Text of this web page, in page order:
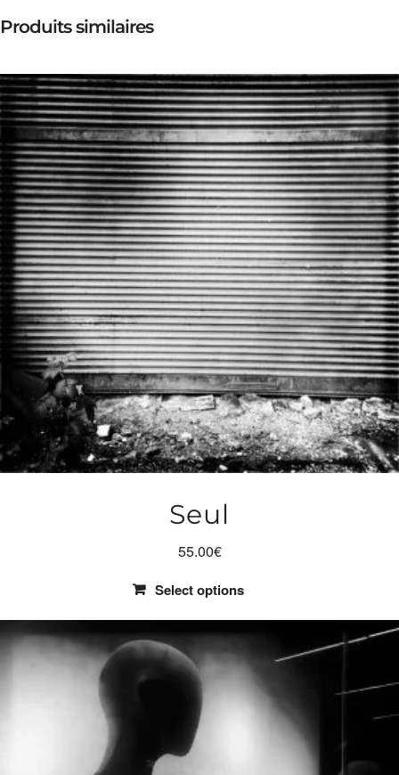
Produits similaires
Seul
55.00€
Select options